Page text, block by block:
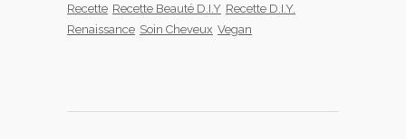
Recette Recette Beauté D.I.Y Recette D.I.Y.
Renaissance Soin Cheveux Vegan